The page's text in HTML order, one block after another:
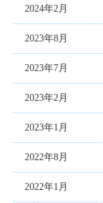
2024年2月
2023年8月
2023年7月
2023年2月
2023年1月
2022年8月
2022年1月